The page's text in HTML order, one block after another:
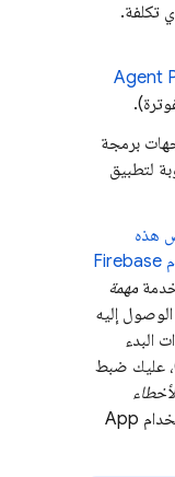
تكلفة.
Agent
برمجة
لتطبيق
2026، ستفرض هذه
Firebase
مهمة
إليه
البدء
عليك ضبط
App